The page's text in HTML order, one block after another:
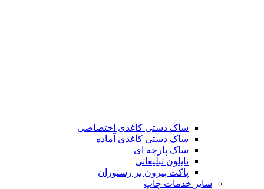
ساک دستی کاغذی اختصاصی
ساک دستی کاغذی آماده
ساک پارچه ای
نایلون تبلیغاتی
پاکت بیرون بر رستوران
سایر خدمات چاپ